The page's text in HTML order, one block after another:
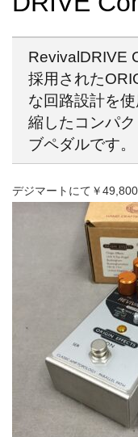
RevivalDRIVE
採用された
な回路設計を
縮したコンパ
ブペダルです。
デジマートにて￥49,800